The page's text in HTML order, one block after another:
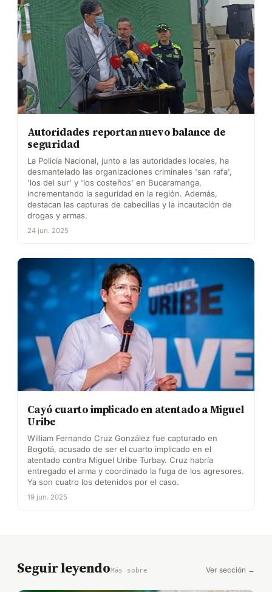
Autoridades reportan nuevo balance de
seguridad
La Policía Nacional, junto a las autoridades locales, ha
desmantelado las organizaciones criminales 'san rafa',
'los del sur' y 'los costeños' en Bucaramanga,
incrementando la seguridad en la región. Además,
destacan las capturas de cabecillas y la incautación de
drogas y armas.
24 jun. 2025
Cayó cuarto implicado en atentado a Miguel
Uribe
William Fernando Cruz González fue capturado en
Bogotá, acusado de ser el cuarto implicado en el
atentado contra Miguel Uribe Turbay. Cruz habría
entregado el arma y coordinado la fuga de los agresores.
Ya son cuatro los detenidos por el caso.
19 jun. 2025
Seguir leyendoMás sobre Ver sección →